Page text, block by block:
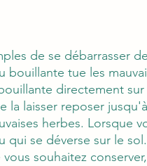
de se débarrasser
bouillante tue les
directement
la laisser reposer
herbes. Lorsque
qui se déverse sur le
souhaitez